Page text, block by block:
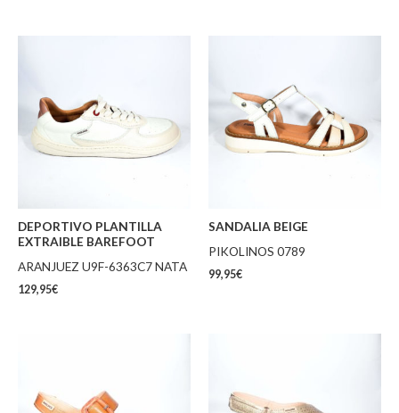
DEPORTIVO PLANTILLA
EXTRAIBLE BAREFOOT
ARANJUEZ U9F-6363C7 NATA
129,95€
SANDALIA BEIGE
PIKOLINOS 0789
99,95€